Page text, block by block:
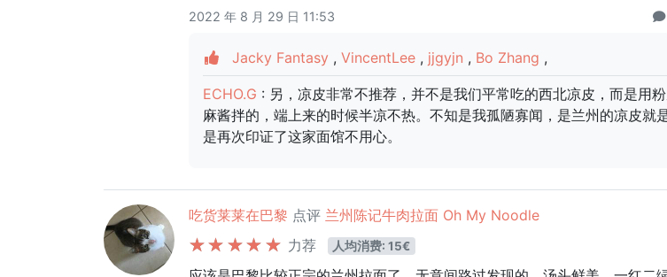
2022 年 8 月 29 日 11:53
Jacky Fantasy , VincentLee , jjgyjn , Bo Zhang ,
ECHO.G : 另，凉皮非常不推荐，并不是我们平常吃的西北凉皮，而是用
麻酱拌的，端上来的时候半凉不热。不知是我孤陋寡闻，是兰州的凉皮就
是再次印证了这家面馆不用心。
吃货莱莱在巴黎 点评 兰州陈记牛肉拉面 Oh My Noodle
力荐
人均消费: 15€